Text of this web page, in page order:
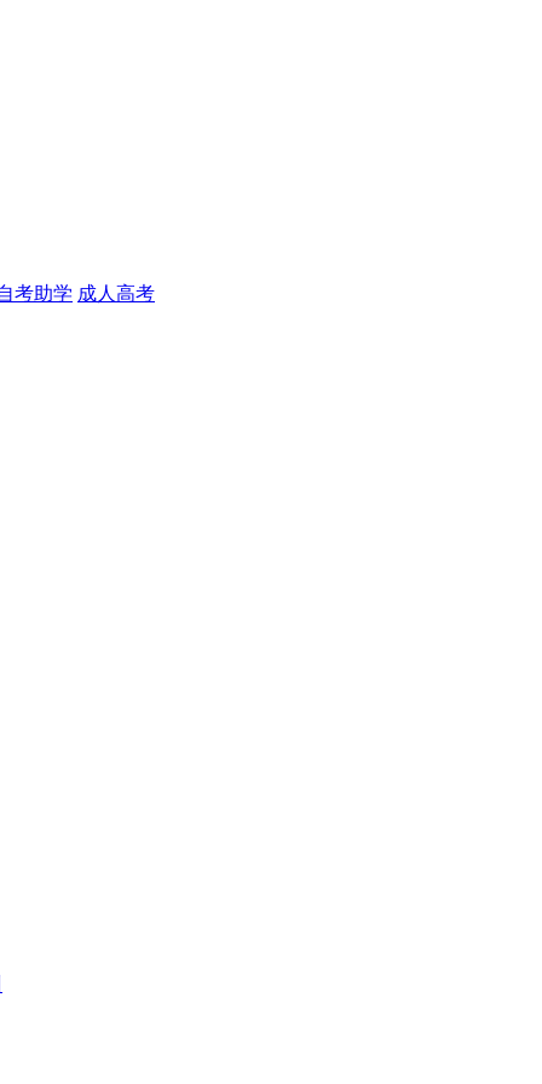
考助学 成人高考